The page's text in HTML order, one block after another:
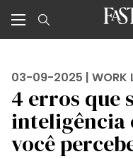
03-09-2025 | WORK
4 erros que
inteligência
você